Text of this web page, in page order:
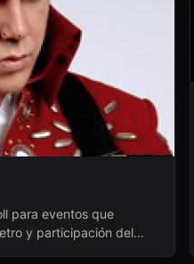
para eventos que
y participación del